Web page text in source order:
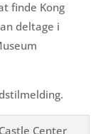
finde Kong
deltage i